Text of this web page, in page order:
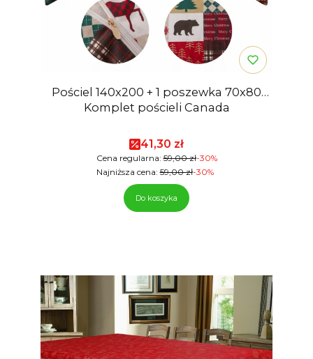
Pościel 140x200 + 1 poszewka 70x80
Komplet pościeli Canada
Cena promocyjna
41,30 zł
Cena regularna: 59,00 zł-30%
Najniższa cena: 59,00 zł-30%
Do koszyka